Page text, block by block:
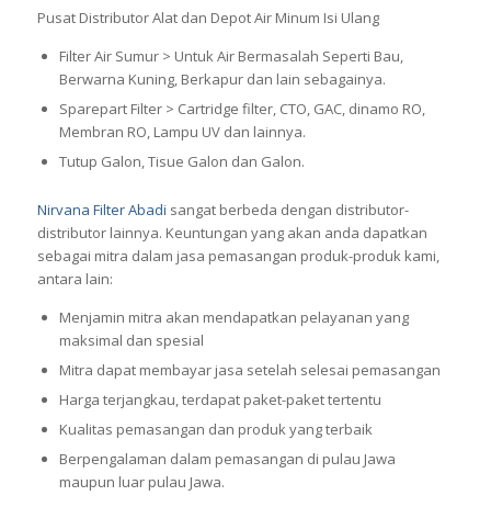
Pusat Distributor Alat dan Depot Air Minum Isi Ulang
Filter Air Sumur > Untuk Air Bermasalah Seperti Bau,
Berwarna Kuning, Berkapur dan lain sebagainya.
Sparepart Filter > Cartridge filter, CTO, GAC, dinamo RO,
Membran RO, Lampu UV dan lainnya.
Tutup Galon, Tisue Galon dan Galon.
Nirvana Filter Abadi sangat berbeda dengan distributor-
distributor lainnya. Keuntungan yang akan anda dapatkan
sebagai mitra dalam jasa pemasangan produk-produk kami,
antara lain:
Menjamin mitra akan mendapatkan pelayanan yang
maksimal dan spesial
Mitra dapat membayar jasa setelah selesai pemasangan
Harga terjangkau, terdapat paket-paket tertentu
Kualitas pemasangan dan produk yang terbaik
Berpengalaman dalam pemasangan di pulau Jawa
maupun luar pulau Jawa.